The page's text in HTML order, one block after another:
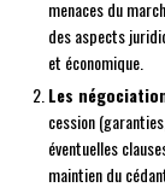
menaces du
des aspects
et économique.
Les
cession
éventuelles
maintien du